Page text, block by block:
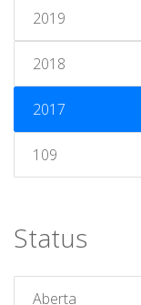
2019
2018
2017
109
Status
Aberta